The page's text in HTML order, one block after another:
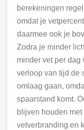
berekeningen
omdat je
daarmee ook je
Zodra je minder
minder vet per dag
verloop van tijd de
omlaag gaan,
spaarstand komt.
blijven houden
vetverbranding en